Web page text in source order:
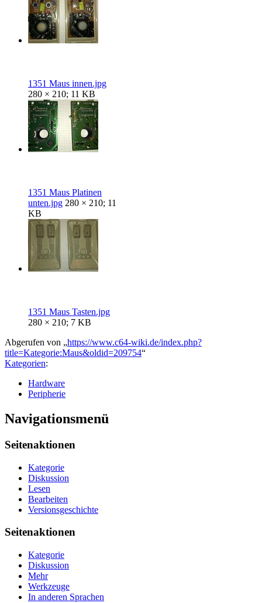
1351 Maus innen.jpg
280 × 210; 11 KB
1351 Maus Platinen
unten.jpg 280 × 210; 11
KB
1351 Maus Tasten.jpg
280 × 210; 7 KB
Abgerufen von „https://www.c64-wiki.de/index.php?
title=Kategorie:Maus&oldid=209754“
Kategorien:
Hardware
Peripherie
Navigationsmenü
Seitenaktionen
Kategorie
Diskussion
Lesen
Bearbeiten
Versionsgeschichte
Seitenaktionen
Kategorie
Diskussion
Mehr
Werkzeuge
In anderen Sprachen